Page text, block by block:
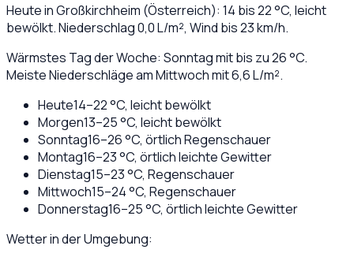
Heute inGroßkirchheim (Österreich): 14 bis22°C, leicht
bewölkt. Niederschlag0,0L/m², Wind bis23km/h.
Wärmstes Tag der Woche: Sonntag mit bis zu 26 °C.
Meiste Niederschläge am Mittwoch mit 6,6 L/m².
Heute14–22°C, leicht bewölkt
Morgen13–25°C, leicht bewölkt
Sonntag16–26°C, örtlich Regenschauer
Montag16–23°C, örtlich leichte Gewitter
Dienstag15–23°C, Regenschauer
Mittwoch15–24°C, Regenschauer
Donnerstag16–25°C, örtlich leichte Gewitter
Wetter in der Umgebung: